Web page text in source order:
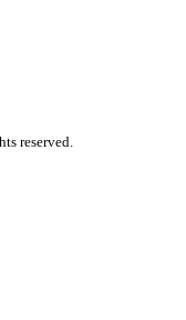
reserved.